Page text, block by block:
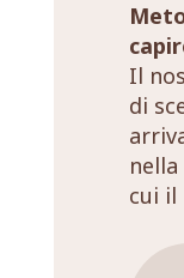
Il
di
cui il